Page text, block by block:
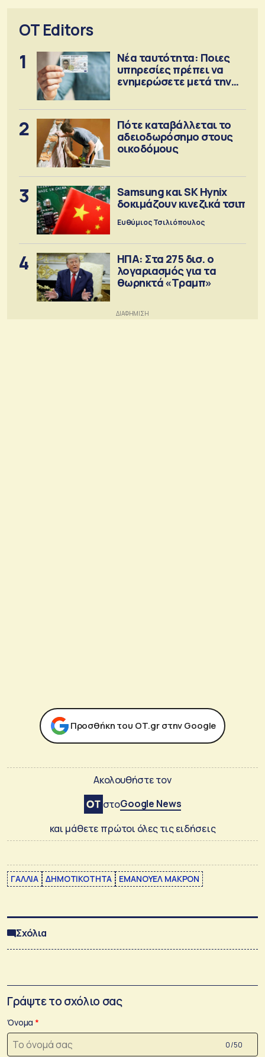
OT Editors
1
Νέα ταυτότητα: Ποιες
υπηρεσίες πρέπει να
ενημερώσετε μετά την
2
Πότε καταβάλλεται το
αδειοδωρόσημο στους
οικοδόμους
3
Samsung και SK Hynix
δοκιμάζουν κινεζικά τσιπ
Ευθύμιος Τσιλιόπουλος
4
ΗΠΑ: Στα 275 δισ. ο
λογαριασμός για τα
θωρηκτά «Τραμπ»
Προσθήκη του ΟΤ.gr στην Google
Ακολουθήστε τον
στοGoogle News
και μάθετε πρώτοι όλες τις ειδήσεις
ΓΑΛΛΙΑ ΔΗΜΟΤΙΚΟΤΗΤΑ ΕΜΑΝΟΥΕΛ ΜΑΚΡΟΝ
Σχόλια
Γράψτε το σχόλιο σας
Όνομα
0 /50